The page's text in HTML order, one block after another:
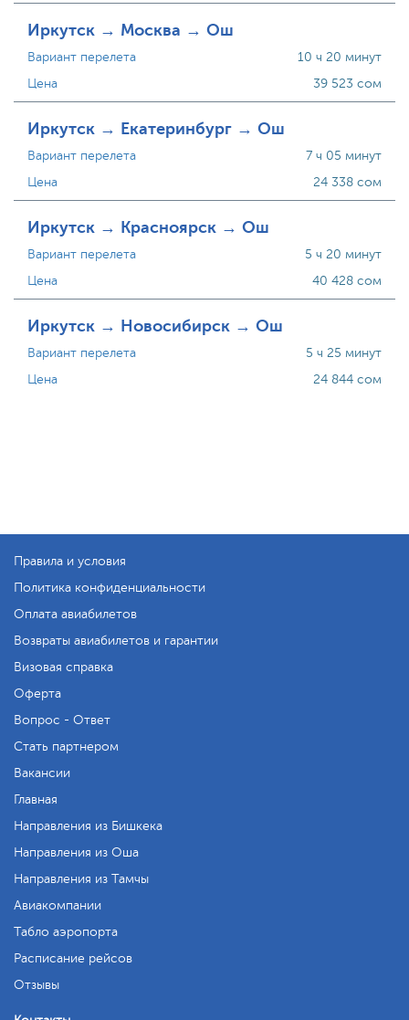
Иркутск → Москва → Ош
Вариант перелета
Цена
10 ч 20 минут
39 523 сом
Иркутск → Екатеринбург → Ош
Вариант перелета
Цена
7 ч 05 минут
24 338 сом
Иркутск → Красноярск → Ош
Вариант перелета
Цена
5 ч 20 минут
40 428 сом
Иркутск → Новосибирск → Ош
Вариант перелета
Цена
5 ч 25 минут
24 844 сом
Правила и условия
Политика конфиденциальности
Оплата авиабилетов
Возвраты авиабилетов и гарантии
Визовая справка
Оферта
Вопрос - Ответ
Стать партнером
Вакансии
Главная
Направления из Бишкека
Направления из Оша
Направления из Тамчы
Авиакомпании
Табло аэропорта
Расписание рейсов
Отзывы